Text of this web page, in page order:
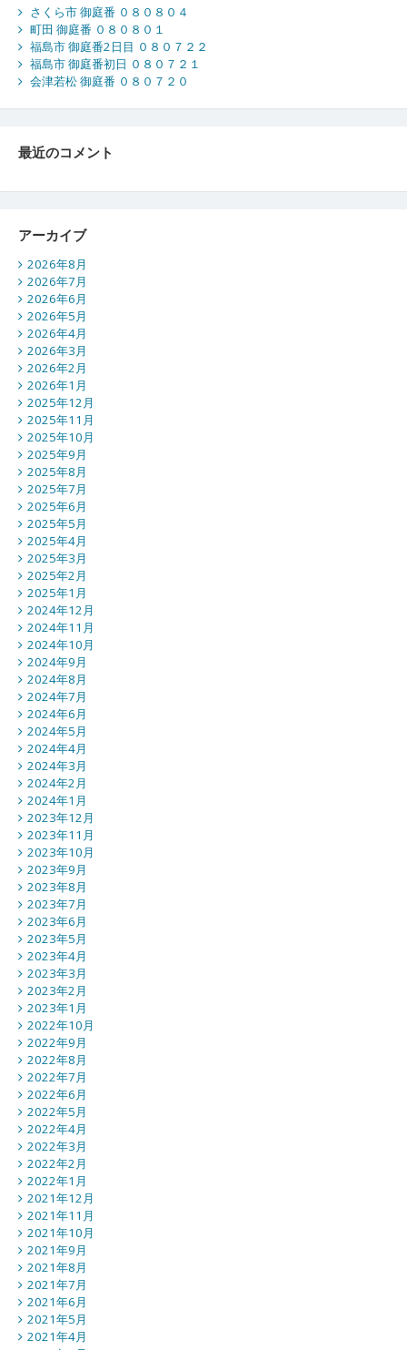
さくら市 御庭番 ０８０８０４
町田 御庭番 ０８０８０１
福島市 御庭番2日目 ０８０７２２
福島市 御庭番初日 ０８０７２１
会津若松 御庭番 ０８０７２０
最近のコメント
アーカイブ
2026年8月
2026年7月
2026年6月
2026年5月
2026年4月
2026年3月
2026年2月
2026年1月
2025年12月
2025年11月
2025年10月
2025年9月
2025年8月
2025年7月
2025年6月
2025年5月
2025年4月
2025年3月
2025年2月
2025年1月
2024年12月
2024年11月
2024年10月
2024年9月
2024年8月
2024年7月
2024年6月
2024年5月
2024年4月
2024年3月
2024年2月
2024年1月
2023年12月
2023年11月
2023年10月
2023年9月
2023年8月
2023年7月
2023年6月
2023年5月
2023年4月
2023年3月
2023年2月
2023年1月
2022年10月
2022年9月
2022年8月
2022年7月
2022年6月
2022年5月
2022年4月
2022年3月
2022年2月
2022年1月
2021年12月
2021年11月
2021年10月
2021年9月
2021年8月
2021年7月
2021年6月
2021年5月
2021年4月